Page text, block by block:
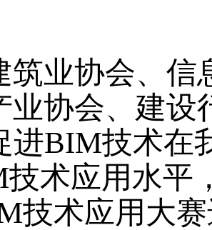
筑业协会、信
业协会、建设
进BIM技术在
技术应用水平
技术应用大